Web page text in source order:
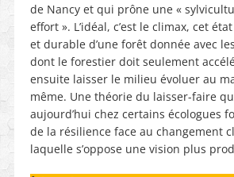
de Nancy et qui prône une «
effort ». L’idéal, c’est le climax, cet
et durable d’une forêt donnée avec
dont le forestier doit seulement
ensuite laisser le milieu évoluer au
même. Une théorie du laisser-faire
aujourd’hui chez certains écologues
de la résilience face au changement
laquelle s’oppose une vision plus